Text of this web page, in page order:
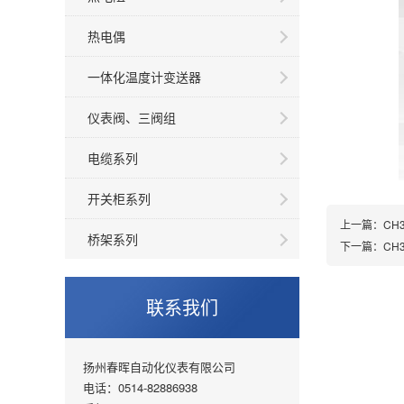
热电偶
一体化温度计变送器
仪表阀、三阀组
电缆系列
开关柜系列
桥架系列
联系我们
扬州春晖自动化仪表有限公司
电话：0514-82886938
上一篇：
下一篇：